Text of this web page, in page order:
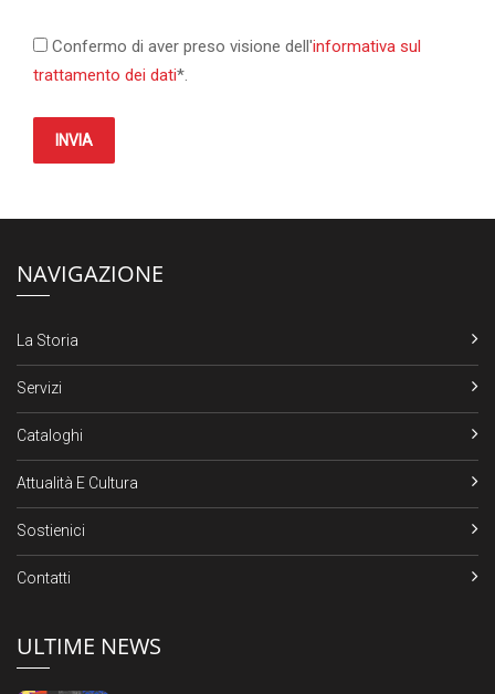
Confermo di aver preso visione dell'informativa sul
trattamento dei dati*.
INVIA
NAVIGAZIONE
La Storia
Servizi
Cataloghi
Attualità E Cultura
Sostienici
Contatti
ULTIME NEWS